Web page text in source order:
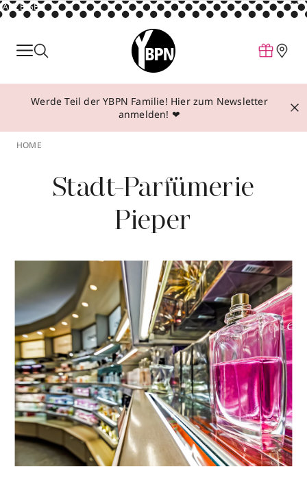
ANZEIGE
Parfum
Make-up
Behandlungen
Über YBPN
Werde Teil der YBPN Familie! Hier zum Newsletter
anmelden! ❤
HOME
Stadt-Parfümerie
Pieper